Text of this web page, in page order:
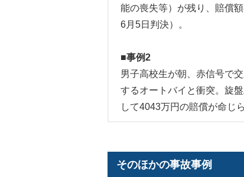
能の喪失等）が残り、賠償
6月5日判決）。
■事例2
男子高校生が朝、赤信号で
するオートバイと衝突。旋
して4043万円の賠償が命じ
そのほかの事故事例